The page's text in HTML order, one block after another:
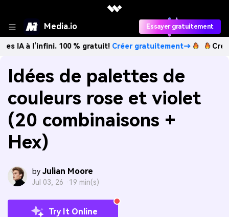
Media.io Essayer gratuitement
100 % gratuit!Créer gratuitement→ Créez des
Idées de palettes de
couleurs rose et violet
(20 combinaisons +
Hex)
by Julian Moore
Jul 03, 26 · 19 min(s)
Try It Online